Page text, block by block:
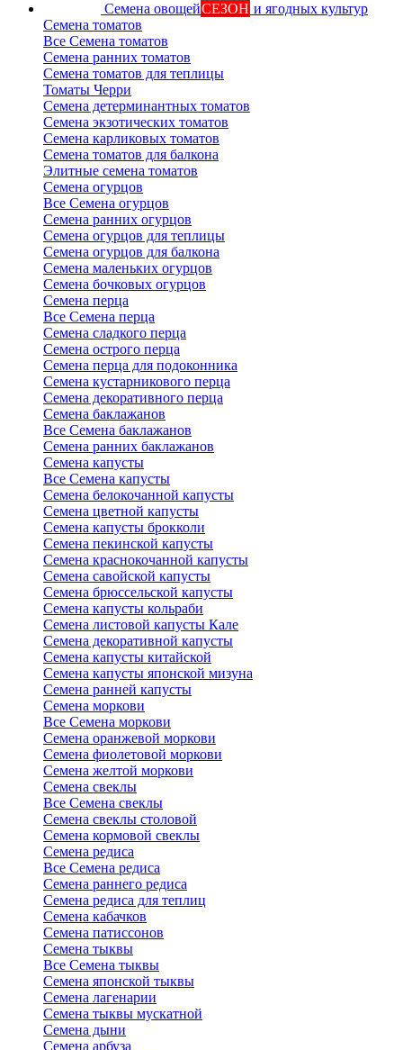
Семена овощейСЕЗОН и ягодных культур
Семена томатов
Все Семена томатов
Семена ранних томатов
Семена томатов для теплицы
Томаты Черри
Семена детерминантных томатов
Семена экзотических томатов
Семена карликовых томатов
Семена томатов для балкона
Элитные семена томатов
Семена огурцов
Все Семена огурцов
Семена ранних огурцов
Семена огурцов для теплицы
Семена огурцов для балкона
Семена маленьких огурцов
Семена бочковых огурцов
Семена перца
Все Семена перца
Семена сладкого перца
Семена острого перца
Семена перца для подоконника
Семена кустарникового перца
Семена декоративного перца
Семена баклажанов
Все Семена баклажанов
Семена ранних баклажанов
Семена капусты
Все Семена капусты
Семена белокочанной капусты
Семена цветной капусты
Семена капусты брокколи
Семена пекинской капусты
Семена краснокочанной капусты
Семена савойской капусты
Семена брюссельской капусты
Семена капусты кольраби
Семена листовой капусты Кале
Семена декоративной капусты
Семена капусты китайской
Семена капусты японской мизуна
Семена ранней капусты
Семена моркови
Все Семена моркови
Семена оранжевой моркови
Семена фиолетовой моркови
Семена желтой моркови
Семена свеклы
Все Семена свеклы
Семена свеклы столовой
Семена кормовой свеклы
Семена редиса
Все Семена редиса
Семена раннего редиса
Семена редиса для теплиц
Семена кабачков
Семена патиссонов
Семена тыквы
Все Семена тыквы
Семена японской тыквы
Семена лагенарии
Семена тыквы мускатной
Семена дыни
Семена арбуза